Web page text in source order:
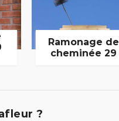
Ramonage de
cheminée 29
?